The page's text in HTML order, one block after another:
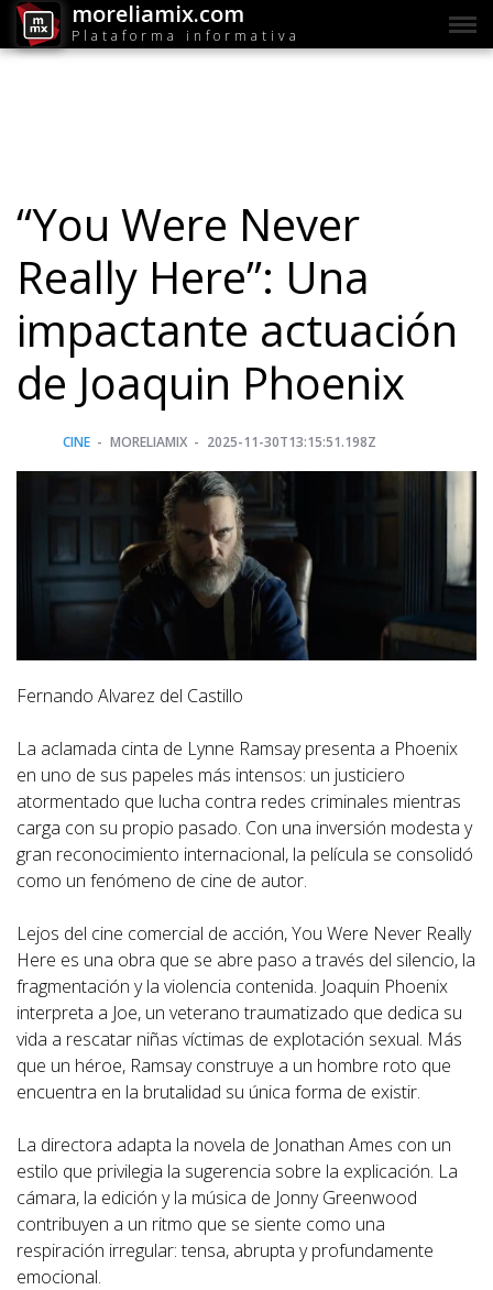
moreliamix.com
Plataforma informativa
“You Were Never
Really Here”: Una
impactante actuación
de Joaquin Phoenix
CINE MORELIAMIX 2025-11-30T13:15:51.198Z
Fernando Alvarez del Castillo
La aclamada cinta de Lynne Ramsay presenta a Phoenix
en uno de sus papeles más intensos: un justiciero
atormentado que lucha contra redes criminales mientras
carga con su propio pasado. Con una inversión modesta y
gran reconocimiento internacional, la película se consolidó
como un fenómeno de cine de autor.
Lejos del cine comercial de acción, You Were Never Really
Here es una obra que se abre paso a través del silencio, la
fragmentación y la violencia contenida. Joaquin Phoenix
interpreta a Joe, un veterano traumatizado que dedica su
vida a rescatar niñas víctimas de explotación sexual. Más
que un héroe, Ramsay construye a un hombre roto que
encuentra en la brutalidad su única forma de existir.
La directora adapta la novela de Jonathan Ames con un
estilo que privilegia la sugerencia sobre la explicación. La
cámara, la edición y la música de Jonny Greenwood
contribuyen a un ritmo que se siente como una
respiración irregular: tensa, abrupta y profundamente
emocional.